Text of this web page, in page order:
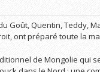
Goût, Quentin, Teddy,
ont préparé toute la
de Mongolie qui